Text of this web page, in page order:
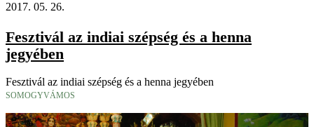
2017. 05. 26.
Fesztivál az indiai szépség és a henna
jegyében
Fesztivál az indiai szépség és a henna jegyében
SOMOGYVÁMOS